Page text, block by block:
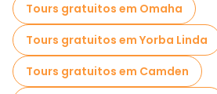
Tours gratuitos em Omaha
Tours gratuitos em Yorba Linda
Tours gratuitos em Camden